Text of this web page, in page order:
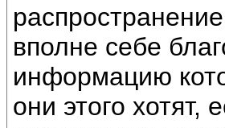
вполне себе
информацию
они этого